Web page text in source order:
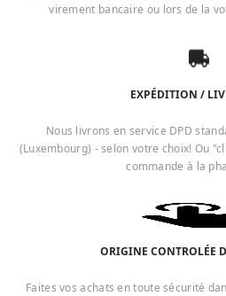
virement bancaire ou lors de la
EXPÉDITION /
Nous livrons en service DPD
(Luxembourg) - selon votre choix! Ou
commande à la
ORIGINE CONTROLÉE
Faites vos achats en toute sécurité